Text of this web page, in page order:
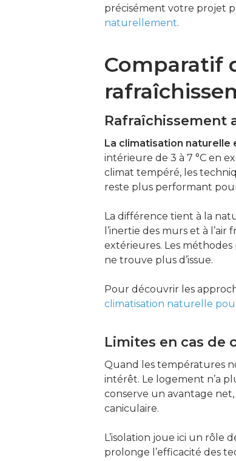
précisément votre projet
naturellement.
Comparatif
Rafraîchissement
La climatisation naturelle
intérieure de 3 à 7 °C en
climat tempéré, les
reste plus performant
La différence tient à la
l’inertie des murs et à
extérieures. Les
ne trouve plus d’issue.
Pour découvrir les
climatisation naturelle
Limites en cas de
Quand les températures
intérêt. Le logement n’a
conserve un avantage
caniculaire.
L’isolation joue ici un rôle
prolonge l’efficacité des